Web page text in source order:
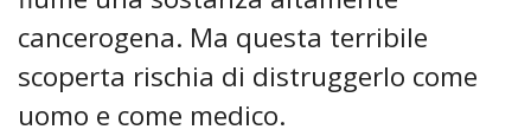
cancerogena. Ma questa terribile
scoperta rischia di distruggerlo come
uomo e come medico.